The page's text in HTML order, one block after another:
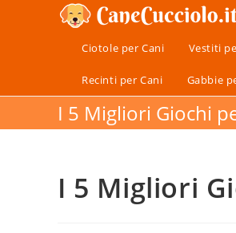
Ciotole per Cani Vestiti
Recinti per Cani Gabbie
I 5 Migliori Giochi
I 5 Migliori